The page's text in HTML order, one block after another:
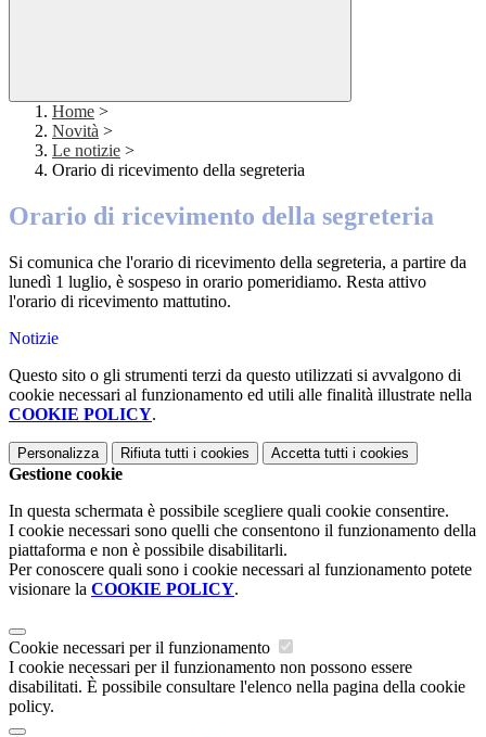
Home >
Novità >
Le notizie >
Orario di ricevimento della segreteria
Orario di ricevimento della segreteria
Si comunica che l'orario di ricevimento della segreteria, a partire da
lunedì 1 luglio, è sospeso in orario pomeridiamo. Resta attivo
l'orario di ricevimento mattutino.
Notizie
Questo sito o gli strumenti terzi da questo utilizzati si avvalgono di
cookie necessari al funzionamento ed utili alle finalità illustrate nella
COOKIE POLICY.
Personalizza Rifiuta tutti i cookies Accetta tutti i cookies
Gestione cookie
In questa schermata è possibile scegliere quali cookie consentire.
I cookie necessari sono quelli che consentono il funzionamento della
piattaforma e non è possibile disabilitarli.
Per conoscere quali sono i cookie necessari al funzionamento potete
visionare la COOKIE POLICY.
Cookie necessari per il funzionamento
I cookie necessari per il funzionamento non possono essere
disabilitati. È possibile consultare l'elenco nella pagina della cookie
policy.